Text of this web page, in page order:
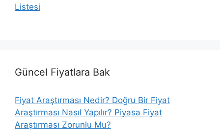
Listesi
Güncel Fiyatlara Bak
Fiyat Araştırması Nedir? Doğru Bir Fiyat
Araştırması Nasıl Yapılır? Piyasa Fiyat
Araştırması Zorunlu Mu?